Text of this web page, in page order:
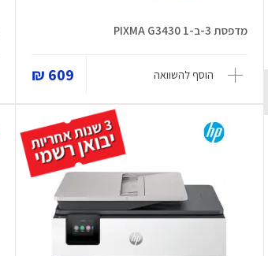
מדפסת 3-ב-1 PIXMA G3430
הוסף להשוואה 609 ₪